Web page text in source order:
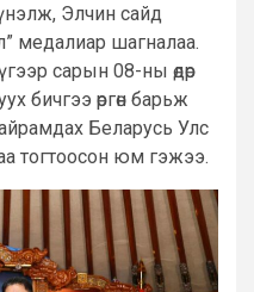
Элчин сайд
медалиар шагналаа.
сарын 08-ны өдөр
бичгээ өргөн барьж
Беларусь Улс
тогтоосон юм гэжээ.